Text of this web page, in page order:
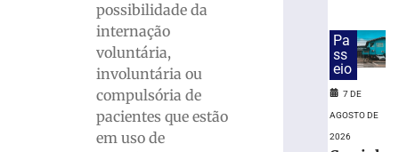
possibilidade da
internação
voluntária,
involuntária ou
compulsória de
pacientes que estão
em uso de
médico
agosto
Pa
ss
eio
7 DE
AGOSTO DE
2026